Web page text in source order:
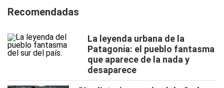
Recomendadas
La leyenda urbana de la
Patagonia: el pueblo fantasma
que aparece de la nada y
desaparece